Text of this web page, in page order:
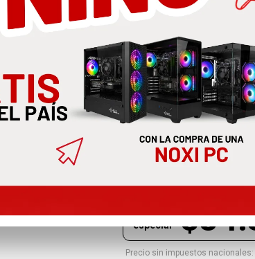
Disco
Elite
Precio
especial
Precio sin impuestos nacionales: